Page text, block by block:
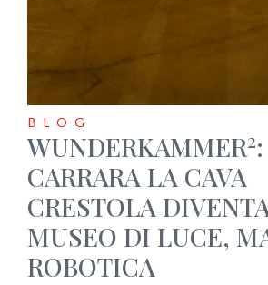
BLOG
WUNDERKAMMER2
CARRARA LA CAVA
CRESTOLA
MUSEO DI LUCE,
ROBOTICA